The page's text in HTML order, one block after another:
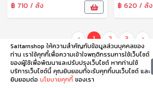
฿ 710 / ลัง ฿ 620 / ลัง
‹ 1 2 3 ›
Saitarnshop ให้ความสำคัญกับข้อมูลส่วนบุคคลของ
ท่าน เราใช้คุกกี้เพื่อความเข้าใจพฤติกรรมการใช้เว็บไซต์
ของผู้ใช้เพื่อพัฒนาและปรับปรุงเว็บไซต์ หากท่านใช้
บริการเว็บไซต์นี้ คุณยินยอมที่จะรับคุกกี้บนเว็บไซต์ และ
ยินยอมต่อ นโยบายคุกกี้ ของเรา